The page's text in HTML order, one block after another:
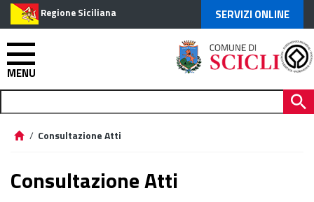
Regione Siciliana SERVIZI ONLINE
MENU
/ Consultazione Atti
Consultazione Atti